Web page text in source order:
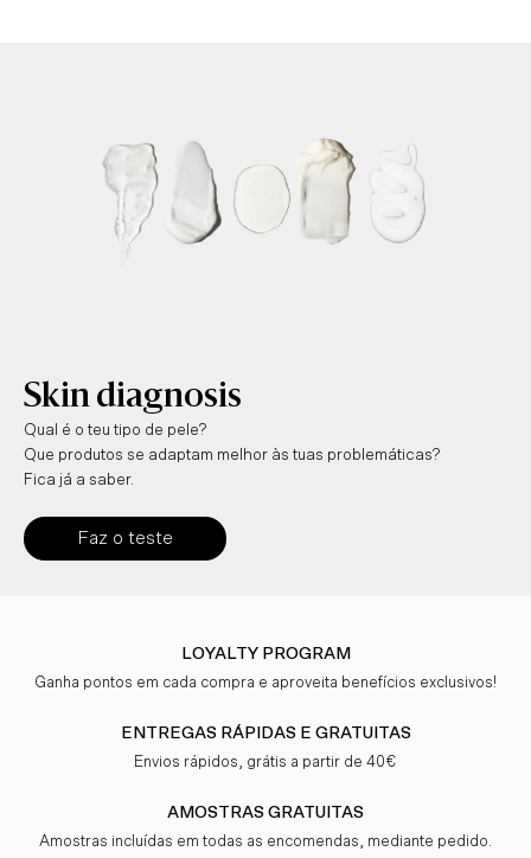
Skin diagnosis
Qual é o teu tipo de pele?
Que produtos se adaptam melhor às tuas problemáticas?
Fica já a saber.
Faz o teste
LOYALTY PROGRAM
Ganha pontos em cada compra e aproveita benefícios exclusivos!
ENTREGAS RÁPIDAS E GRATUITAS
Envios rápidos, grátis a partir de 40€
AMOSTRAS GRATUITAS
Amostras incluídas em todas as encomendas, mediante pedido.